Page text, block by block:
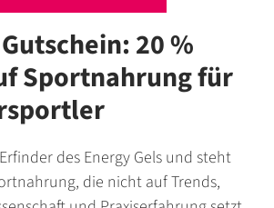
20 %
Sportnahrung für
des Energy Gels und steht
die nicht auf Trends,